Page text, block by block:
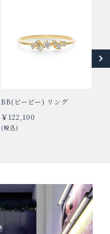
BB(ビービー) リング
￥122,100
(税込)